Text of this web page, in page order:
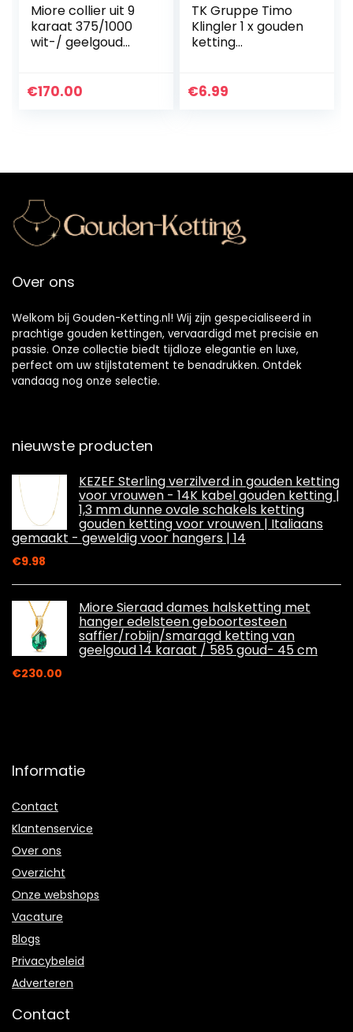
Miore collier uit 9
karaat 375/1000
wit-/ geelgoud
€170.00
TK Gruppe Timo
Klingler 1 x gouden
ketting
ketting als rapper
€6.99
Over ons
Welkom bij Gouden-Ketting.nl! Wij zijn gespecialiseerd in
prachtige gouden kettingen, vervaardigd met precisie en
passie. Onze collectie biedt tijdloze elegantie en luxe,
perfect om uw stijlstatement te benadrukken. Ontdek
vandaag nog onze selectie.
nieuwste producten
KEZEF Sterling verzilverd in gouden ketting
voor vrouwen - 14K kabel gouden ketting |
1,3 mm dunne ovale schakels ketting
gouden ketting voor vrouwen | Italiaans
gemaakt - geweldig voor hangers | 14
€9.98
Miore Sieraad dames halsketting met
hanger edelsteen geboortesteen
saffier/robijn/smaragd ketting van
geelgoud 14 karaat / 585 goud- 45 cm
€230.00
Informatie
Contact
Klantenservice
Over ons
Overzicht
Onze webshops
Vacature
Blogs
Privacybeleid
Adverteren
Contact